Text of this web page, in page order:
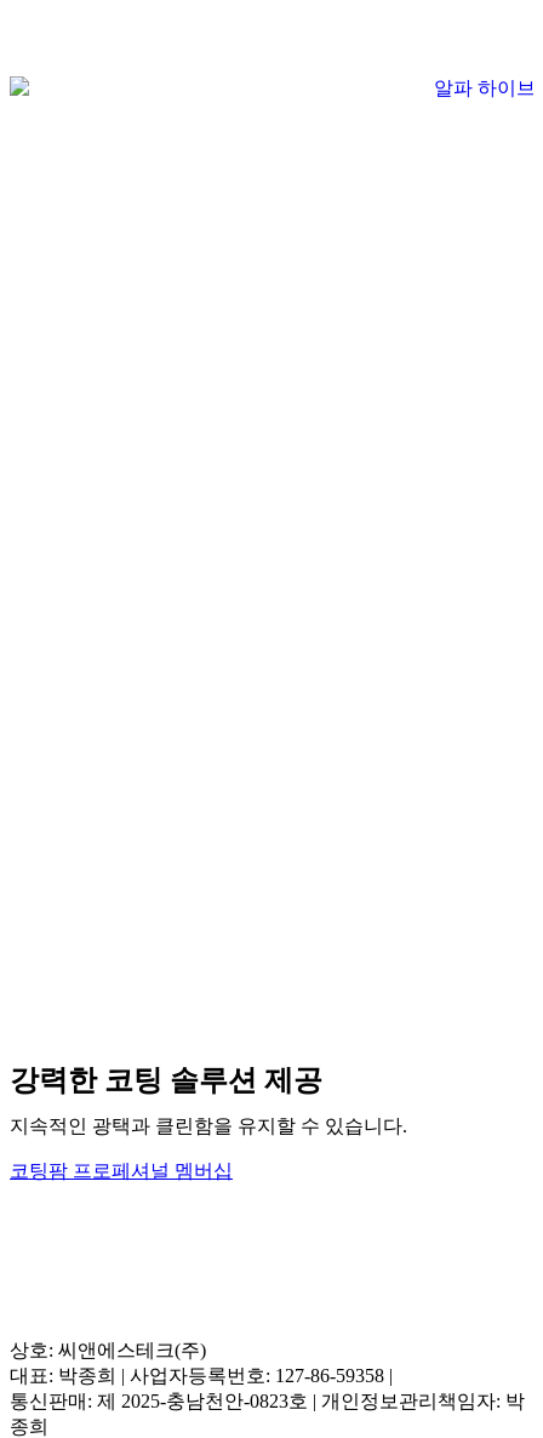
강력한 코팅 솔루션 제공
지속적인 광택과 클린함을 유지할 수 있습니다.
코팅팜 프로페셔널 멤버십
상호: 씨앤에스테크(주)
대표: 박종희 | 사업자등록번호: 127-86-59358 |
통신판매: 제 2025-충남천안-0823호 | 개인정보관리책임자: 박
종희